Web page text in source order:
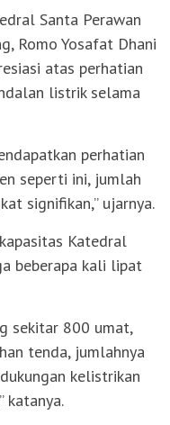
Santa Perawan
Romo Yosafat Dhani
atas perhatian
listrik selama
perhatian
seperti ini, jumlah
signifikan,” ujarnya.
Katedral
beberapa kali lipat
sekitar 800 umat,
tenda, jumlahnya
kelistrikan
katanya.